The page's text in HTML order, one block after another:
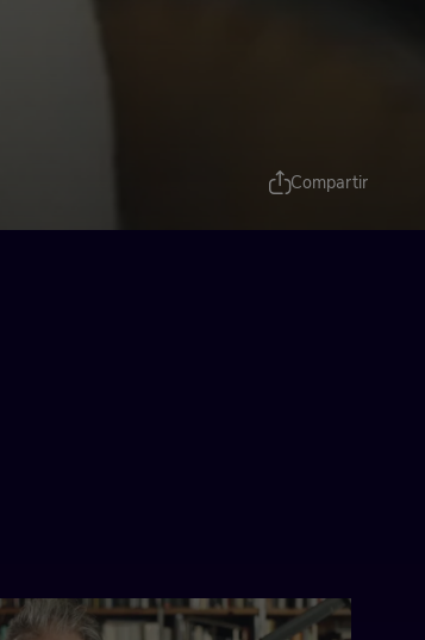
Compartir